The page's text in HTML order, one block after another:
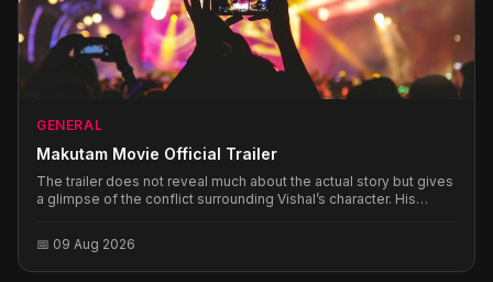
GENERAL
Makutam Movie Official Trailer
The trailer does not reveal much about the actual story but gives
a glimpse of the conflict surrounding Vishal’s character. His
high-intensity action. Instead of revealing the main twist, the
trailer raises questions about the characters, their relationships
📅 09 Aug 2026